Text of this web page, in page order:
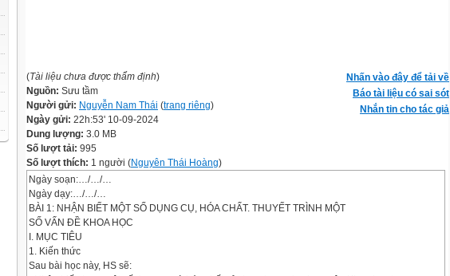
Nhấn vào đây để tải về
Báo tài liệu có sai sót
Nhắn tin cho tác giả
(Tài liệu chưa được thẩm định)
Nguồn: Sưu tầm
Người gửi: Nguyễn Nam Thái (trang riêng)
Ngày gửi: 22h:53' 10-09-2024
Dung lượng: 3.0 MB
Số lượt tải: 995
Số lượt thích: 1 người (Nguyên Thái Hoàng)
Ngày soạn:…/…/…
Ngày dạy:…/…/…
BÀI 1: NHẬN BIẾT MỘT SỐ DỤNG CỤ, HÓA CHẤT. THUYẾT TRÌNH MỘT
SỐ VẤN ĐỀ KHOA HỌC
I. MỤC TIÊU
1. Kiến thức
Sau bài học này, HS sẽ: